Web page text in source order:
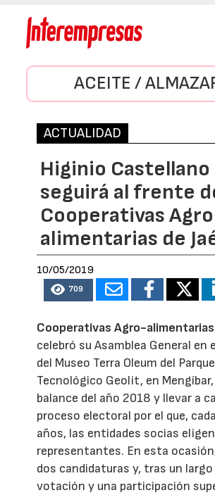
ACEITE /
ACTUALIDAD
Higinio Castellano
seguirá al frente
Cooperativas
alimentarias de
10/05/2019
709
Cooperativas Agro-alimentarias
celebró su Asamblea General en
del Museo Terra Oleum del
Tecnológico Geolit, en
balance del año 2018 y llevar a
proceso electoral por el que,
años, las entidades socias
representantes. En esta
dos candidaturas y, tras un
votación y una participación